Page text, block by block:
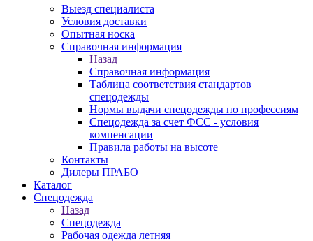
Выезд специалиста
Условия доставки
Опытная носка
Справочная информация
Назад
Справочная информация
Таблица соответствия стандартов
спецодежды
Нормы выдачи спецодежды по профессиям
Спецодежда за счет ФСС - условия
компенсации
Правила работы на высоте
Контакты
Дилеры ПРАБО
Каталог
Спецодежда
Назад
Спецодежда
Рабочая одежда летняя